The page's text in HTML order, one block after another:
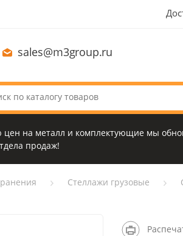
sales@m3group.ru
на металл и комплектующие мы
продаж!
Стеллажи грузовые